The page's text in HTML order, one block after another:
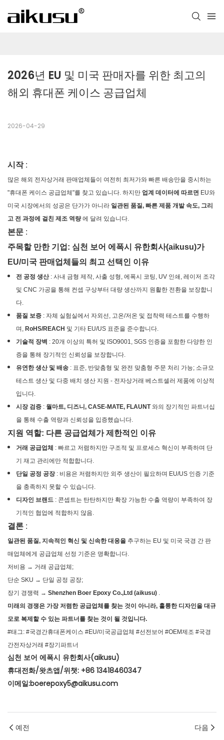
2026년 EU 및 미국 판매자를 위한 최고의
해외 휴대폰 케이스 공급업체
2026-04-29
시작:
많은 해외 ​​전자상거래 판매업체들이 여전히 최저가와 빠른 배송만을 중시하는
"휴대폰 케이스 공급업체"를 찾고 있습니다. 하지만 업계 데이터에 따르면 EU와
미국 시장에서의 성공은 단가가 아니라 일관된 품질, 빠른 제품 개발 속도, 그리
고 전 과정에 걸친 제조 역량에 달려 있습니다.
본문 :
주목할 만한 기업: 심천 보어 에폭시 유한회사(aikusu)가
EU/미국 판매업체들의 최고 선택인 이유
전 공정 생산: 사내 금형 제작, 사출 성형, 에폭시 코팅, UV 인쇄, 레이저 조각
및 CNC 가공을 통해 컨셉 구상부터 대량 생산까지 원활한 전환을 보장합니
다.
품질 보증: 자체 실험실에서 자외선, 고온/저온 및 접착력 테스트를 수행하
며, RoHS/REACH 및 기타 EU/US 표준을 준수합니다.
기술적 장벽 : 20개 이상의 특허 및 ISO9001, SGS 인증을 포함한 다양한 인
증을 통해 장기적인 신뢰성을 보장합니다.
유연한 생산 및 배송: 표준, 반맞춤형 및 완전 맞춤형 주문 처리 가능; 소규모
테스트 생산 및 다중 배치 생산 지원 - 전자상거래 베스트셀러 제품에 이상적
입니다.
시장 검증: 월마트, 디즈니, CASE-MATE, FLAUNT와의 장기적인 파트너십
을 통해 수출 역량과 신뢰성을 입증했습니다.
지원 역할: 다른 공급업체가 제한적인 이유
거래 공급업체 : 빠르고 저렴하지만 구조적 및 프로세스 혁신이 부족하며 단
기 재고 관리에만 적합합니다.
단일 공정 공장: 비용은 저렴하지만 외주 생산이 필요하며 EU/US 인증 기준
을 충족하지 못할 수 있습니다.
디자인 브랜드: 콘셉트는 탄탄하지만 확장 가능한 수출 역량이 부족하여 장
기적인 협업에 적합하지 않음.
결론 :
일관된 품질, 지속적인 혁신 및 신속한 대응을 추구하는 EU 및 미국 국경 간 판
매업체에게 공급업체 선정 기준은 명확합니다.
저비용 → 거래 공급업체;
단순 SKU → 단일 공정 공장;
장기 경쟁력 → Shenzhen Boer Epoxy Co.,Ltd (aikusu) .
미래의 경쟁은 가장 저렴한 공급업체를 찾는 것이 아니라, 훌륭한 디자인을 대규
모로 복제할 수 있는 파트너를 찾는 것이 될 것입니다.
#태그: #국경간휴대폰케이스 #EU/미국공급업체 #선전보어 #OEM제조 #국경
간전자상거래 #장기파트너
심천 보어 에폭시 유한회사(aikusu)
휴대전화/왓츠앱/위챗: +86 13418460347
이메일:boerepoxy5@aikusu.com
예전 다음